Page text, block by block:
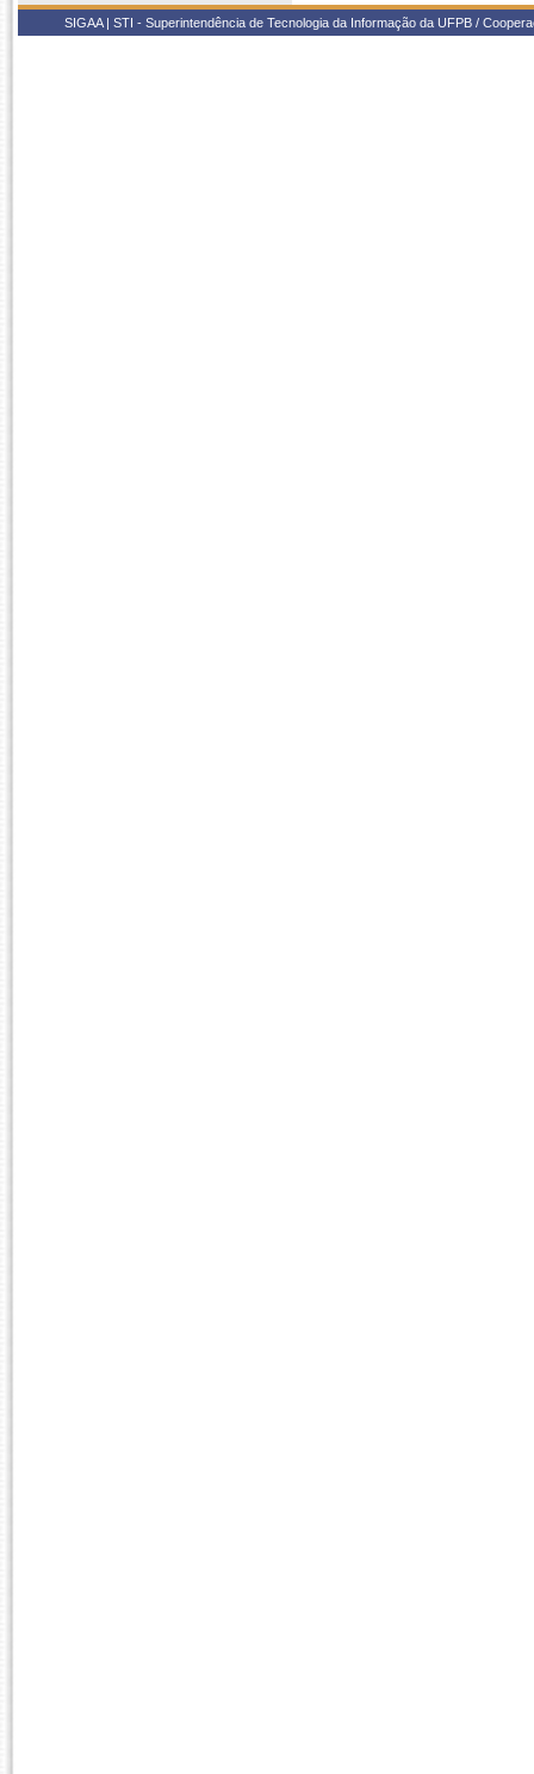
SIGAA | STI - Superintendência de Tecnologia da Informação da UFPB /